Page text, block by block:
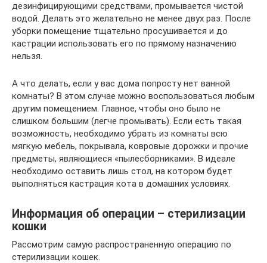
дезинфицирующими средствами, промывается чистой
водой. Делать это желательно не менее двух раз. После
уборки помещение тщательно просушивается и до
кастрации использовать его по прямому назначению
нельзя.
А что делать, если у вас дома попросту нет ванной
комнаты? В этом случае можно воспользоваться любым
другим помещением. Главное, чтобы оно было не
слишком большим (легче промывать). Если есть такая
возможность, необходимо убрать из комнаты всю
мягкую мебель, покрывала, ковровые дорожки и прочие
предметы, являющиеся «пылесборниками». В идеале
необходимо оставить лишь стол, на котором будет
выполняться кастрация кота в домашних условиях.
Информация об операции – стерилизации
кошки
Рассмотрим самую распространенную операцию по
стерилизации кошек.